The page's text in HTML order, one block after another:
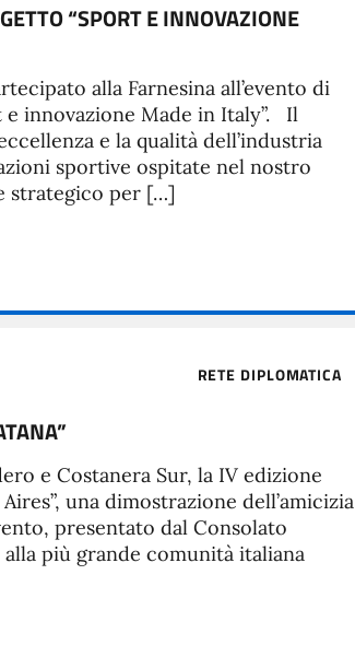
“SPORT E INNOVAZIONE
alla Farnesina all’evento di
innovazione Made in Italy”. Il
e la qualità dell’industria
sportive ospitate nel nostro
strategico per […]
RETE DIPLOMATICA
e Costanera Sur, la IV edizione
una dimostrazione dell’amicizia
presentato dal Consolato
alla più grande comunità italiana